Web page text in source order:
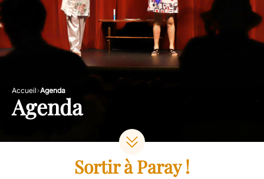
Accueil Agenda
Agenda
Sortir à Paray !